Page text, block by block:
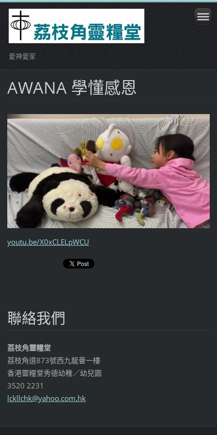
愛神愛家
AWANA 學懂感恩
youtu.be/X0xCLELpWCU
聯絡我們
荔枝角靈糧堂
荔枝角道873號西九龍薈一樓
香港靈糧堂秀德幼稚／幼兒園
3520 2231
lckllchk@yahoo.com.hk